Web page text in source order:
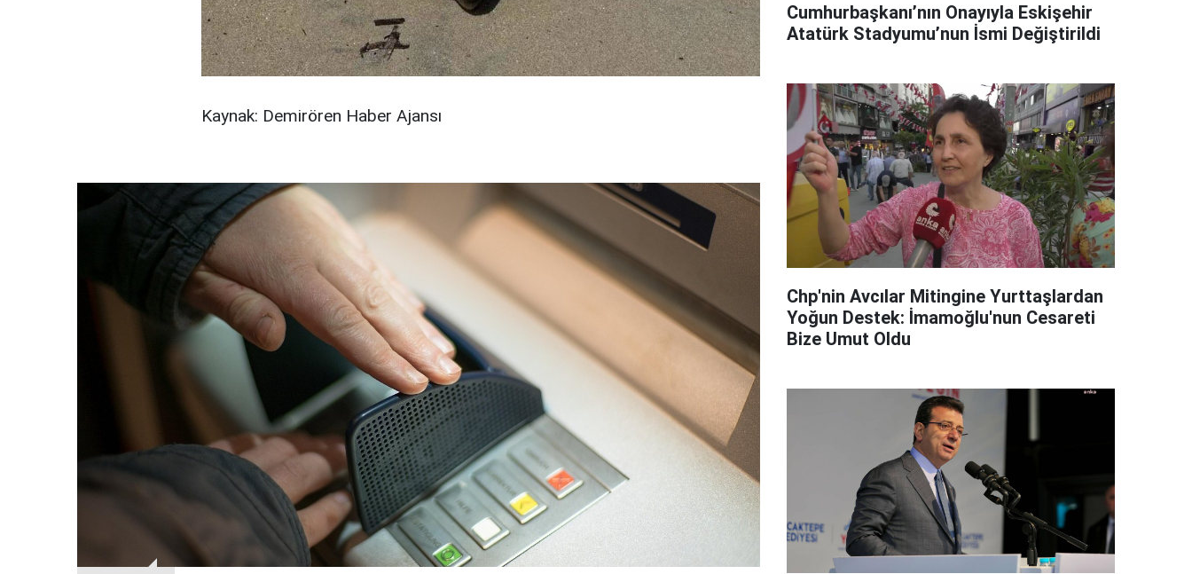
Kaynak: Demirören Haber Ajansı
Cumhurbaşkanı’nın Onayıyla Eskişehir
Atatürk Stadyumu’nun İsmi Değiştirildi
Chp'nin Avcılar Mitingine Yurttaşlardan
Yoğun Destek: İmamoğlu'nun Cesareti
Bize Umut Oldu